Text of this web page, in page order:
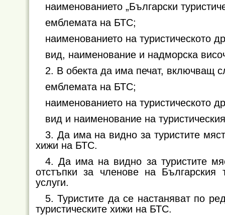
наименованието „Български
емблемата на БТС;
наименованието на туристическото
вид, наименование и надморска
2. В обекта да има печат, включващ
емблемата на БТС;
наименованието на туристическото
вид и наименование на
3. Да има на видно за туристите
хижи на БТС.
4. Да има на видно за туристите
отстъпки за членове на Българския
услуги.
5. Туристите да се настаняват по
туристическите хижи на БТС.